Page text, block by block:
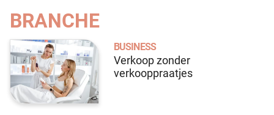
BRANCHE
BUSINESS
Verkoop zonder
verkooppraatjes